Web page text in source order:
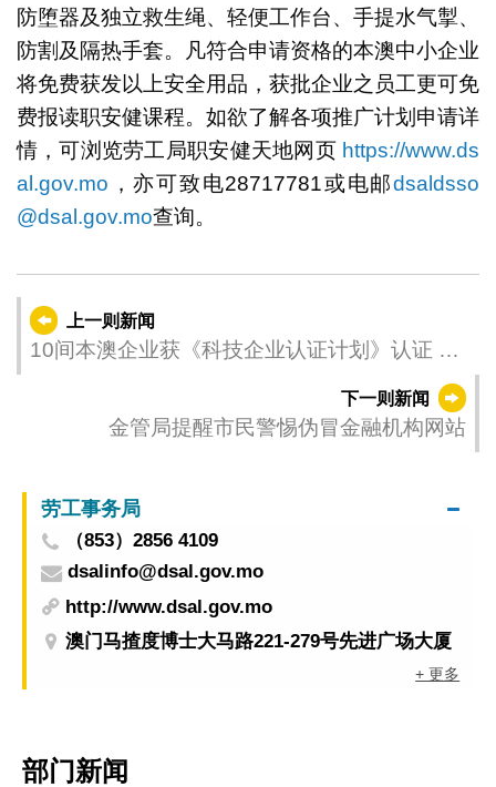
防堕器及独立救生绳、轻便工作台、手提水气掣、
防割及隔热手套。凡符合申请资格的本澳中小企业
将免费获发以上安全用品，获批企业之员工更可免
费报读职安健课程。如欲了解各项推广计划申请详
情，可浏览劳工局职安健天地网页 https://www.ds
al.gov.mo ，亦可致电28717781或电邮dsaldsso
@dsal.gov.mo查询。
上一则新闻
10间本澳企业获《科技企业认证计划》认证 新
下一则新闻
金管局提醒市民警惕伪冒金融机构网站
劳工事务局
（853）2856 4109
dsalinfo@dsal.gov.mo
http://www.dsal.gov.mo
澳门马揸度博士大马路221-279号先进广场大厦
+ 更多
部门新闻